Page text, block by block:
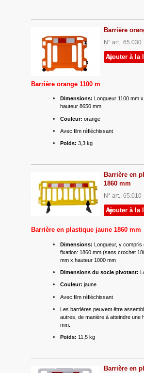
Barrière
N° art.: 65.030
Ajouter à la
Barrière orange 1100 m
Dimensions: Longueur 1100 mm
hauteur 8650 mm
Couleur: orange
Avec film réfléchissant
Poids: 3,3 kg
Barrière en
1860 mm
N° art.: 65.010
Ajouter à la
Barrière en plastique jaune 1860 mm
Dimensions: Longueur, y compris
fixation: 1860 mm (sans crochet
mm x hauteur 1000 mm
Dimensions du socle pivotant:
Couleur: jaune
Avec film réfléchissant
Les barrières peuvent être
autres, de manière à atteindre une
mm.
Poids: 11,5 kg
Barrière en